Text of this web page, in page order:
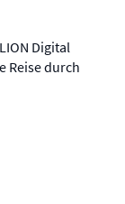
Digital
Reise durch